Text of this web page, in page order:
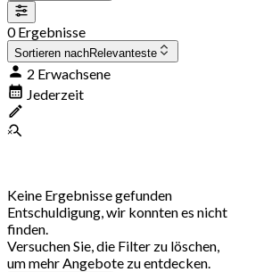
0 Ergebnisse
Sortieren nachRelevanteste
2 Erwachsene
Jederzeit
Keine Ergebnisse gefunden
Entschuldigung, wir konnten es nicht
finden.
Versuchen Sie, die Filter zu löschen,
um mehr Angebote zu entdecken.